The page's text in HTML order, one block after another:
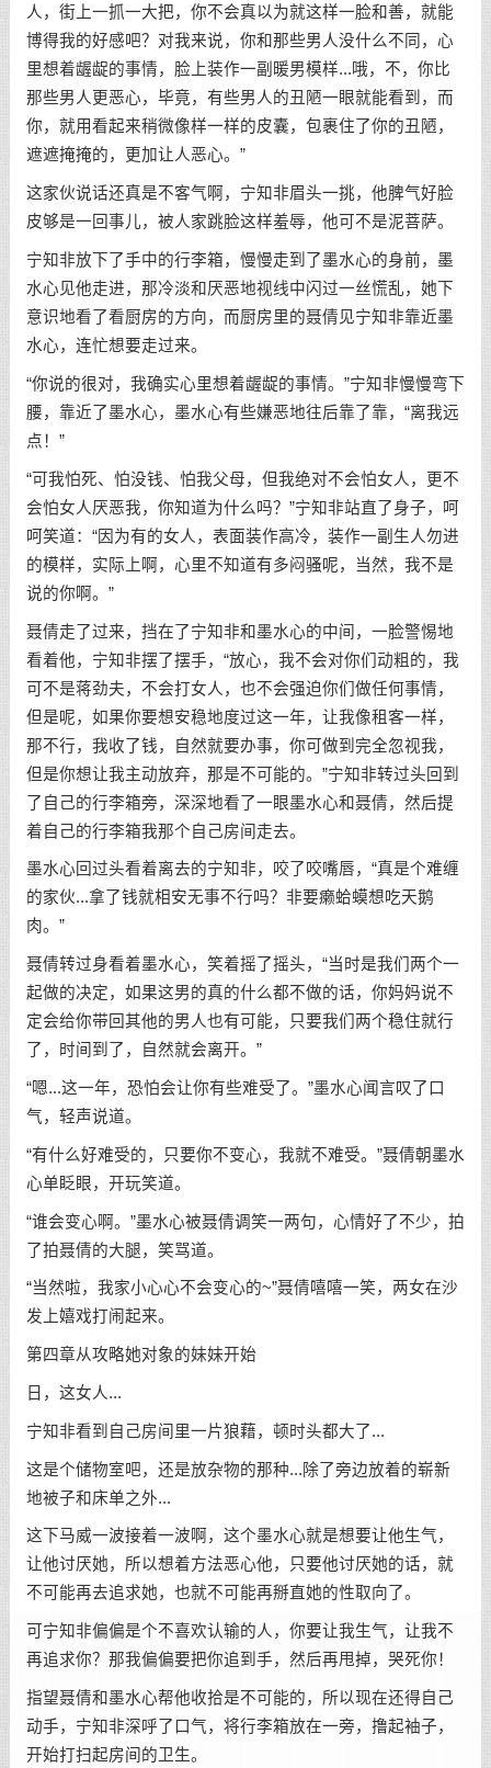
人，街上一抓一大把，你不会真以为就这样一脸和善，就能
博得我的好感吧？对我来说，你和那些男人没什么不同，心
里想着龌龊的事情，脸上装作一副暖男模样...哦，不，你比
那些男人更恶心，毕竟，有些男人的丑陋一眼就能看到，而
你，就用看起来稍微像样一样的皮囊，包裹住了你的丑陋，
遮遮掩掩的，更加让人恶心。”
这家伙说话还真是不客气啊，宁知非眉头一挑，他脾气好脸
皮够是一回事儿，被人家跳脸这样羞辱，他可不是泥菩萨。
宁知非放下了手中的行李箱，慢慢走到了墨水心的身前，墨
水心见他走进，那冷淡和厌恶地视线中闪过一丝慌乱，她下
意识地看了看厨房的方向，而厨房里的聂倩见宁知非靠近墨
水心，连忙想要走过来。
“你说的很对，我确实心里想着龌龊的事情。”宁知非慢慢弯下
腰，靠近了墨水心，墨水心有些嫌恶地往后靠了靠，“离我远
点！”
“可我怕死、怕没钱、怕我父母，但我绝对不会怕女人，更不
会怕女人厌恶我，你知道为什么吗？”宁知非站直了身子，呵
呵笑道：“因为有的女人，表面装作高冷，装作一副生人勿进
的模样，实际上啊，心里不知道有多闷骚呢，当然，我不是
说的你啊。”
聂倩走了过来，挡在了宁知非和墨水心的中间，一脸警惕地
看着他，宁知非摆了摆手，“放心，我不会对你们动粗的，我
可不是蒋劲夫，不会打女人，也不会强迫你们做任何事情，
但是呢，如果你要想安稳地度过这一年，让我像租客一样，
那不行，我收了钱，自然就要办事，你可做到完全忽视我，
但是你想让我主动放弃，那是不可能的。”宁知非转过头回到
了自己的行李箱旁，深深地看了一眼墨水心和聂倩，然后提
着自己的行李箱我那个自己房间走去。
墨水心回过头看着离去的宁知非，咬了咬嘴唇，“真是个难缠
的家伙...拿了钱就相安无事不行吗？非要癞蛤蟆想吃天鹅
肉。”
聂倩转过身看着墨水心，笑着摇了摇头，“当时是我们两个一
起做的决定，如果这男的真的什么都不做的话，你妈妈说不
定会给你带回其他的男人也有可能，只要我们两个稳住就行
了，时间到了，自然就会离开。”
“嗯...这一年，恐怕会让你有些难受了。”墨水心闻言叹了口
气，轻声说道。
“有什么好难受的，只要你不变心，我就不难受。”聂倩朝墨水
心单眨眼，开玩笑道。
“谁会变心啊。”墨水心被聂倩调笑一两句，心情好了不少，拍
了拍聂倩的大腿，笑骂道。
“当然啦，我家小心心不会变心的~”聂倩嘻嘻一笑，两女在沙
发上嬉戏打闹起来。
第四章从攻略她对象的妹妹开始
日，这女人...
宁知非看到自己房间里一片狼藉，顿时头都大了...
这是个储物室吧，还是放杂物的那种...除了旁边放着的崭新
地被子和床单之外...
这下马威一波接着一波啊，这个墨水心就是想要让他生气，
让他讨厌她，所以想着方法恶心他，只要他讨厌她的话，就
不可能再去追求她，也就不可能再掰直她的性取向了。
可宁知非偏偏是个不喜欢认输的人，你要让我生气，让我不
再追求你？那我偏偏要把你追到手，然后再甩掉，哭死你！
指望聂倩和墨水心帮他收拾是不可能的，所以现在还得自己
动手，宁知非深呼了口气，将行李箱放在一旁，撸起袖子，
开始打扫起房间的卫生。